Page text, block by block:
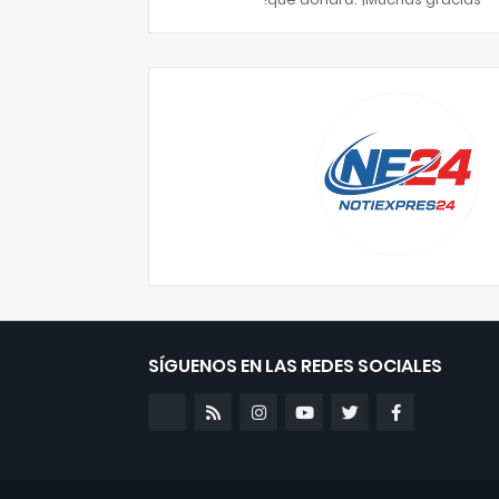
SÍGUENOS EN LAS REDES SOCIALES